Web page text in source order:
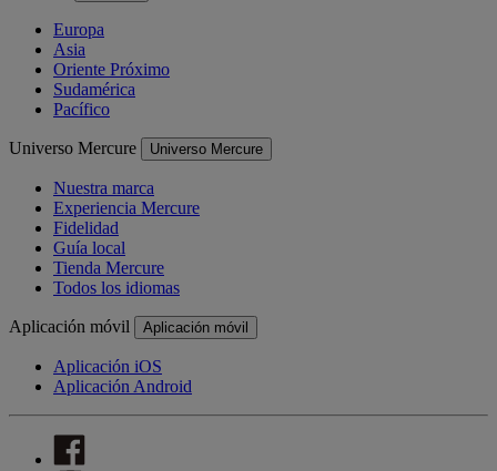
Europa
Asia
Oriente Próximo
Sudamérica
Pacífico
Universo Mercure Universo Mercure
Nuestra marca
Experiencia Mercure
Fidelidad
Guía local
Tienda Mercure
Todos los idiomas
Aplicación móvil Aplicación móvil
Aplicación iOS
Aplicación Android